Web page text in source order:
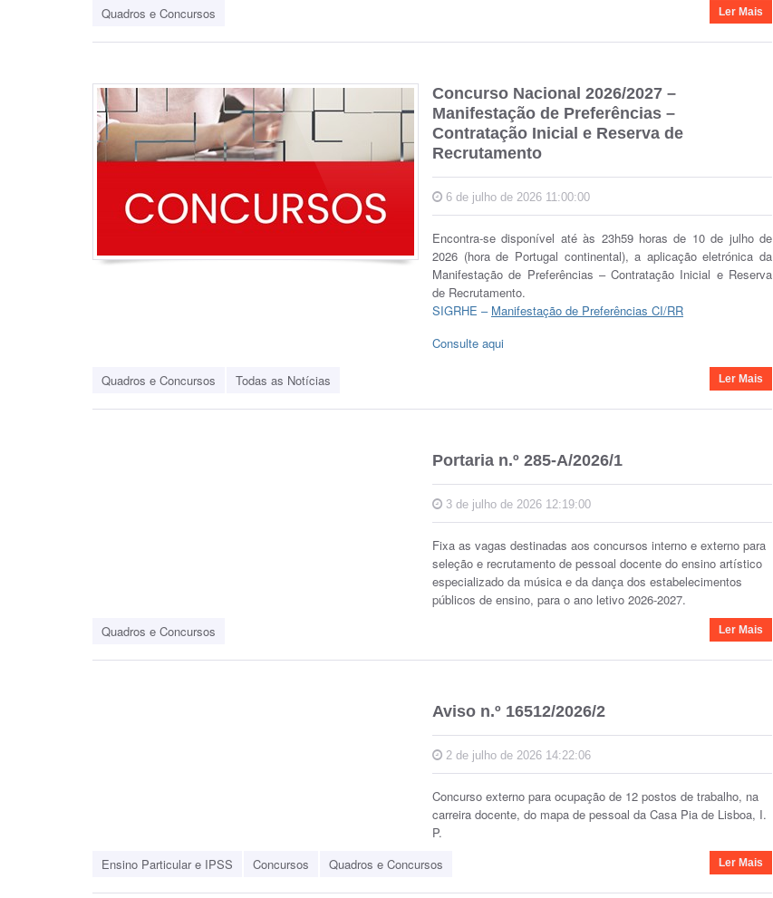
Quadros e Concursos
Ler Mais
Concurso Nacional 2026/2027 –
Manifestação de Preferências –
Contratação Inicial e Reserva de
Recrutamento
6 de julho de 2026 11:00:00
Encontra-se disponível até às 23h59 horas de 10 de julho de
2026 (hora de Portugal continental), a aplicação eletrónica da
Manifestação de Preferências – Contratação Inicial e Reserva
de Recrutamento.
SIGRHE – Manifestação de Preferências CI/RR
Consulte aqui
Quadros e Concursos Todas as Notícias Ler Mais
Portaria n.º 285-A/2026/1
3 de julho de 2026 12:19:00
Fixa as vagas destinadas aos concursos interno e externo para
seleção e recrutamento de pessoal docente do ensino artístico
especializado da música e da dança dos estabelecimentos
públicos de ensino, para o ano letivo 2026-2027.
Quadros e Concursos
Ler Mais
Aviso n.º 16512/2026/2
2 de julho de 2026 14:22:06
Concurso externo para ocupação de 12 postos de trabalho, na
carreira docente, do mapa de pessoal da Casa Pia de Lisboa, I.
P.
Ensino Particular e IPSS
Concursos Quadros e Concursos Ler Mais